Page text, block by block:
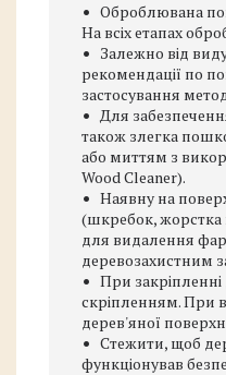
Оброблювана
На всіх етапах
Залежно від
рекомендації по
застосування
Для
також злегка
або миттям з
Wood Cleaner).
Наявну на
(шкребок, жорстка
для видалення
деревозахистним
При
скріпленням. При
дерев'яної
Стежити, щоб
функціонував